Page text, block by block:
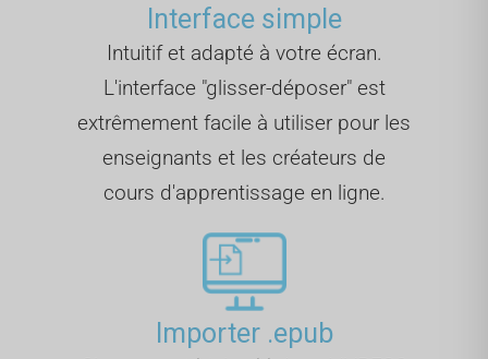
Interface simple
Intuitif et adapté à votre écran.
L'interface "glisser-déposer" est
extrêmement facile à utiliser pour les
enseignants et les créateurs de
cours d'apprentissage en ligne.
Importer .epub